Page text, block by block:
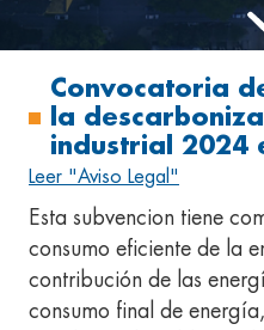
Convocatoria
la
industrial 2024
Leer "Aviso Legal"
Esta subvencion tiene
consumo eficiente de la
contribución de las
consumo final de